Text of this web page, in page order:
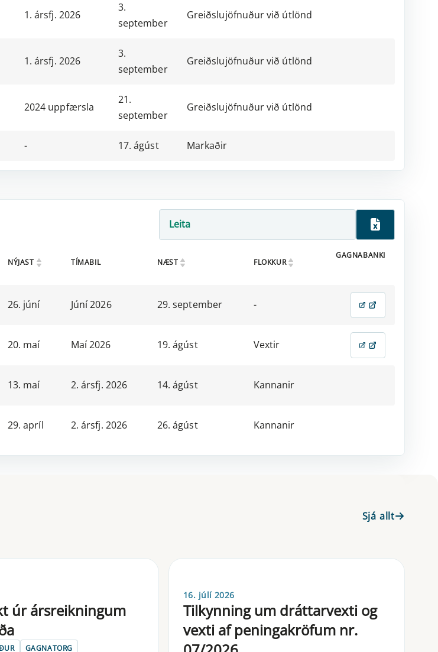
1. ársfj. 2026
3.
september
Greiðslujöfnuður við útlönd
1. ársfj. 2026
3.
september
Greiðslujöfnuður við útlönd
2024 uppfærsla
21.
september
Greiðslujöfnuður við útlönd
- 17. ágúst Markaðir
NÝJAST TÍMABIL NÆST FLOKKUR
GAGNABANKI
26. júní Júní 2026 29. september -
20. maí Maí 2026 19. ágúst Vextir
13. maí 2. ársfj. 2026 14. ágúst Kannanir
29. apríl 2. ársfj. 2026 26. ágúst Kannanir
Sjá allt
úr ársreikningum
GAGNATORG
16. júlí 2026
Til­kynn­ing um drá­tt­a­rvexti og
vexti af pen­inga­krö­f­um nr.